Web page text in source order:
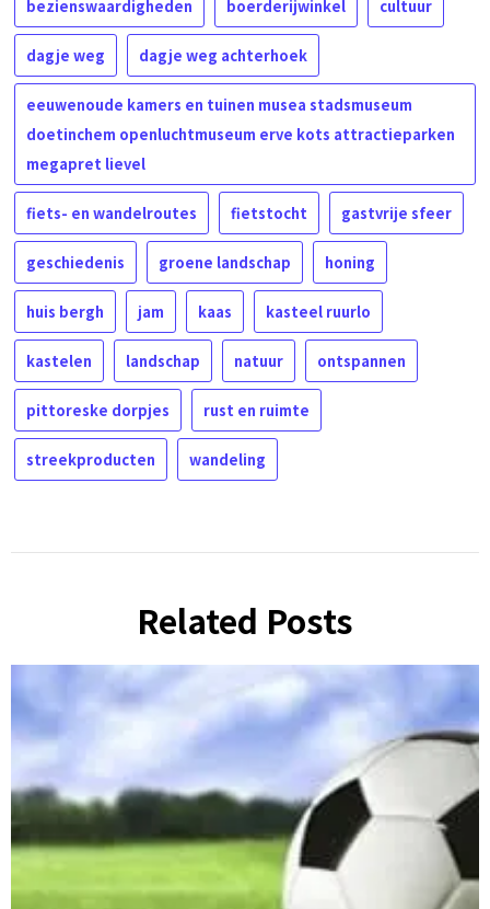
bezienswaardigheden boerderijwinkel cultuur
dagje weg dagje weg achterhoek
eeuwenoude kamers en tuinen musea stadsmuseum
doetinchem openluchtmuseum erve kots attractieparken
megapret lievel
fiets- en wandelroutes fietstocht gastvrije sfeer
geschiedenis groene landschap honing
huis bergh jam kaas kasteel ruurlo
kastelen landschap natuur ontspannen
pittoreske dorpjes rust en ruimte
streekproducten wandeling
Related Posts